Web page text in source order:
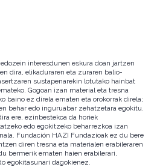
interesdunen eskura doan jartzen
dira, elikaduraren eta zuraren balio-
sustapenarekin lotutako hainbat
Gogoan izan material eta tresna
baino ez direla ematen eta orokorrak direla;
behar edo inguruabar zehatzetara egokitu.
ere, ezinbestekoa da horiek
edo egokitzeko beharrezkoa izan
Fundación HAZI Fundazioak ez du bere
diren tresna eta materialen erabileraren
bermerik ematen haien erabilerari,
egokitasunari dagokienez.